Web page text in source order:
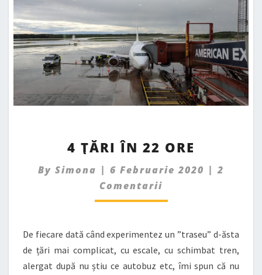
ȚĂRI
22
ORE
4 ȚĂRI ÎN 22 ORE
By Simona | 6 Februarie 2020 |2
Comentarii
De fiecare dată când experimentez un ”traseu” d-ăsta
de țări mai complicat, cu escale, cu schimbat tren,
alergat după nu știu ce autobuz etc, îmi spun că nu